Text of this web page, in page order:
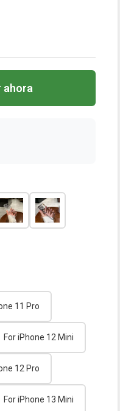
ahora
11 Pro
For iPhone 12 Mini
12 Pro
For iPhone 13 Mini